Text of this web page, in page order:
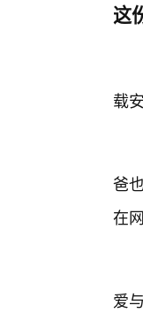
这
载
爸
在
爱